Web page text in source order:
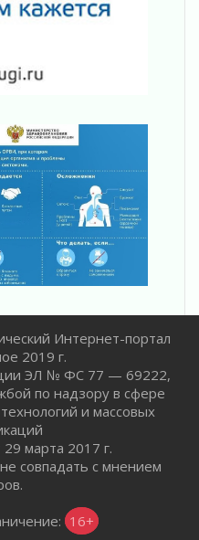
неоплаченных
в Кировском
как
почетных
области
жизни»
подготовку
«Избушка-
Интернет-портал
2019 г.
ЭЛ № ФС 77 — 69222,
по надзору в сфере
и массовых
марта 2017 г.
совпадать с мнением
16+